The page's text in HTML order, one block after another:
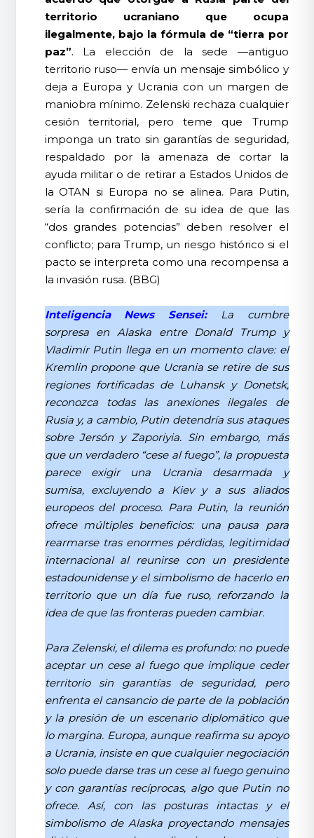
territorio ucraniano que ocupa
ilegalmente, bajo la fórmula de “tierra por
paz”. La elección de la sede —antiguo
territorio ruso— envía un mensaje simbólico y
deja a Europa y Ucrania con un margen de
maniobra mínimo. Zelenski rechaza cualquier
cesión territorial, pero teme que Trump
imponga un trato sin garantías de seguridad,
respaldado por la amenaza de cortar la
ayuda militar o de retirar a Estados Unidos de
la OTAN si Europa no se alinea. Para Putin,
sería la confirmación de su idea de que las
“dos grandes potencias” deben resolver el
conflicto; para Trump, un riesgo histórico si el
pacto se interpreta como una recompensa a
la invasión rusa. (BBG)
Inteligencia News Sensei:La cumbre
sorpresa en Alaska entre Donald Trump y
Vladimir Putin llega en un momento clave: el
Kremlin propone que Ucrania se retire de sus
regiones fortificadas de Luhansk y Donetsk,
reconozca todas las anexiones ilegales de
Rusia y, a cambio, Putin detendría sus ataques
sobre Jersón y Zaporiyia. Sin embargo, más
que un verdadero “cese al fuego”, la propuesta
parece exigir una Ucrania desarmada y
sumisa, excluyendo a Kiev y a sus aliados
europeos del proceso. Para Putin, la reunión
ofrece múltiples beneficios: una pausa para
rearmarse tras enormes pérdidas, legitimidad
internacional al reunirse con un presidente
estadounidense y el simbolismo de hacerlo en
territorio que un día fue ruso, reforzando la
idea de que las fronteras pueden cambiar.
Para Zelenski, el dilema es profundo: no puede
aceptar un cese al fuego que implique ceder
territorio sin garantías de seguridad, pero
enfrenta el cansancio de parte de la población
y la presión de un escenario diplomático que
lo margina. Europa, aunque reafirma su apoyo
a Ucrania, insiste en que cualquier negociación
solo puede darse tras un cese al fuego genuino
y con garantías recíprocas, algo que Putin no
ofrece. Así, con las posturas intactas y el
simbolismo de Alaska proyectando mensajes